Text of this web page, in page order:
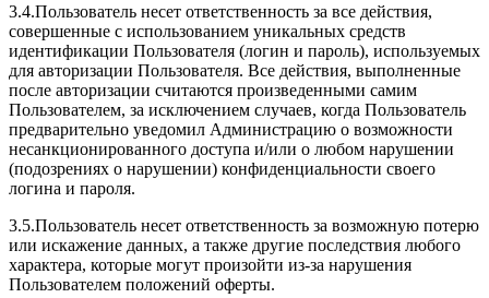
3.4.Пользователь несет ответственность за все действия,
совершенные с использованием уникальных средств
идентификации Пользователя (логин и пароль), используемых
для авторизации Пользователя. Все действия, выполненные
после авторизации считаются произведенными самим
Пользователем, за исключением случаев, когда Пользователь
предварительно уведомил Администрацию о возможности
несанкционированного доступа и/или о любом нарушении
(подозрениях о нарушении) конфиденциальности своего
логина и пароля.
3.5.Пользователь несет ответственность за возможную потерю
или искажение данных, а также другие последствия любого
характера, которые могут произойти из-за нарушения
Пользователем положений оферты.